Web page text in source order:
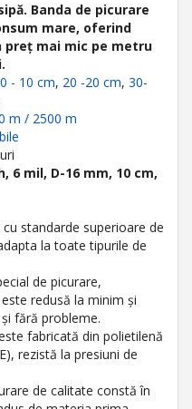
Banda de picurare
mare, oferind
preț mai mic pe metru
- 10 cm, 20 -20 cm, 30-
m / 2500 m
6 mil, D-16 mm, 10 cm,
standarde superioare de
la toate tipurile de
de picurare,
redusă la minim și
fără probleme.
fabricată din polietilenă
rezistă la presiuni de
de calitate constă în